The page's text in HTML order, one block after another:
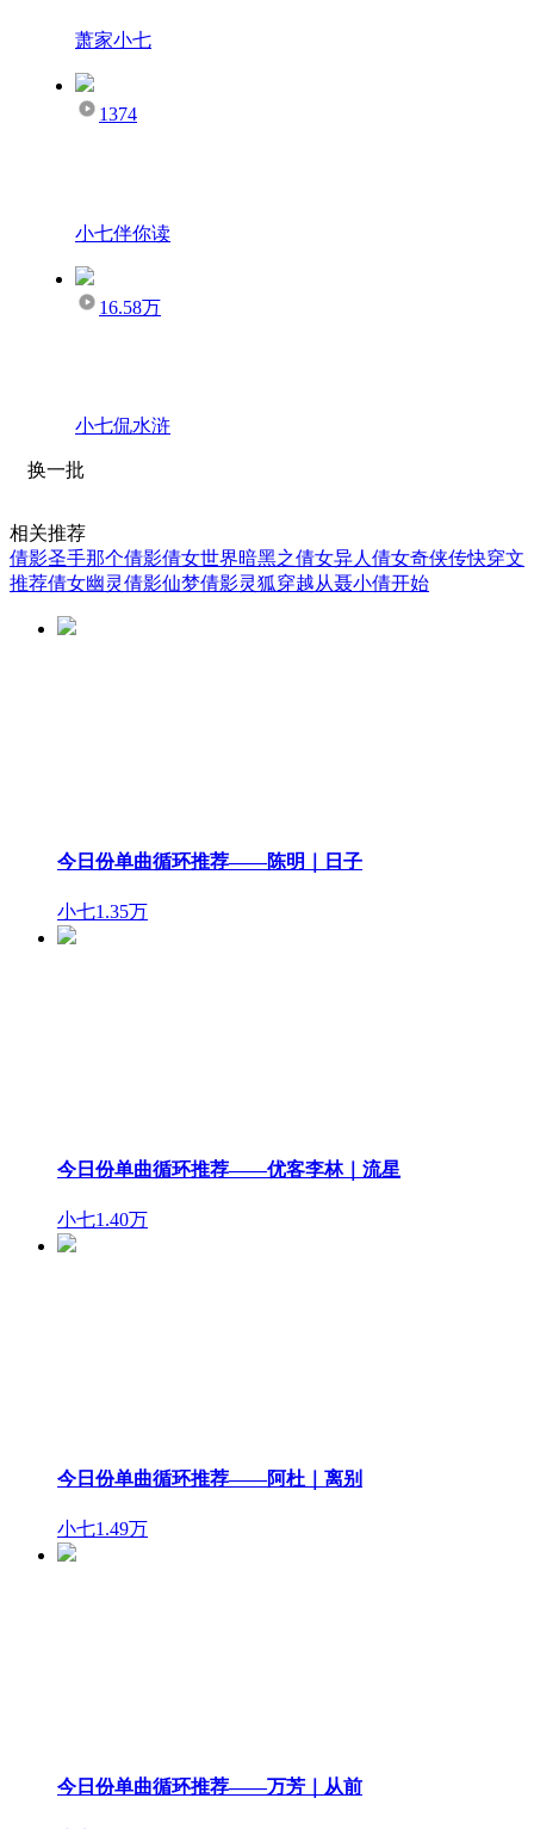
萧家小七
1374
小七伴你读
16.58万
小七侃水浒
换一批
相关推荐
倩影圣手那个倩影倩女世界暗黑之倩女异人 倩女奇侠传快穿文
推荐倩女幽灵倩影仙梦倩影灵狐穿越从聂小倩开始
今日份单曲循环推荐——陈明｜日子
小七1.35万
今日份单曲循环推荐——优客李林｜流星
小七1.40万
今日份单曲循环推荐——阿杜｜离别
小七1.49万
今日份单曲循环推荐——万芳｜从前